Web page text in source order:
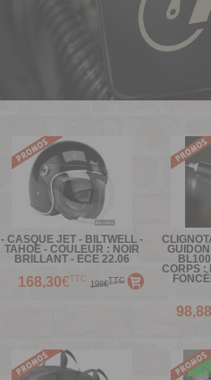
- CASQUE JET - BILTWELL -
TAHOE - COULEUR : NOIR
BRILLANT - ECE 22.06
168,30€TTC
198€TTC
CORPS :
98,88